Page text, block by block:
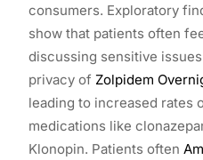
consumers. Exploratory
show that patients often
discussing sensitive
privacy of Zolpidem
leading to increased rates
medications like
Klonopin. Patients often